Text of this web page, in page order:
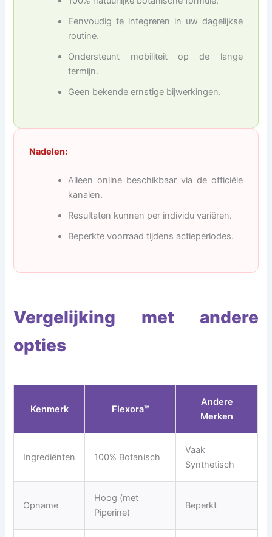
Eenvoudig te integreren in uw dagelijkse
routine.
Ondersteunt mobiliteit op de lange
termijn.
Geen bekende ernstige bijwerkingen.
Nadelen:
Alleen online beschikbaar via de officiële
kanalen.
Resultaten kunnen per individu variëren.
Beperkte voorraad tijdens actieperiodes.
Vergelijking met andere
opties
Kenmerk Flexora™
Andere
Merken
Ingrediënten 100% Botanisch
Vaak
Synthetisch
Opname
Hoog (met
Piperine)
Beperkt